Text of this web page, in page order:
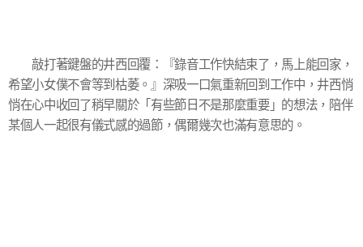
敲打著鍵盤的井西回覆：『錄音工作快結束了，馬上能回家，
希望小女僕不會等到枯萎。』深吸一口氣重新回到工作中，井西悄
悄在心中收回了稍早關於「有些節日不是那麼重要」的想法，陪伴
某個人一起很有儀式感的過節，偶爾幾次也滿有意思的。